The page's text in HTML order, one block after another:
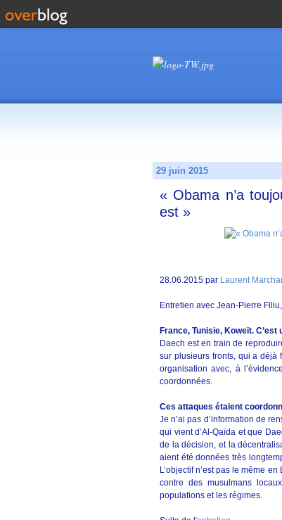
29 juin 2015
« Obama n’a
est »
28.06.2015 par Laurent
Entretien avec Jean-Pierre
France, Tunisie, Koweït.
Daech est en train de
sur plusieurs fronts, qui a déjà
organisation avec, à
coordonnées.
Ces attaques étaient
Je n’ai pas d’information de
qui vient d’Al-Qaïda et que
de la décision, et la
aient été données très
L’objectif n’est pas le même
contre des musulmans
populations et les régimes.